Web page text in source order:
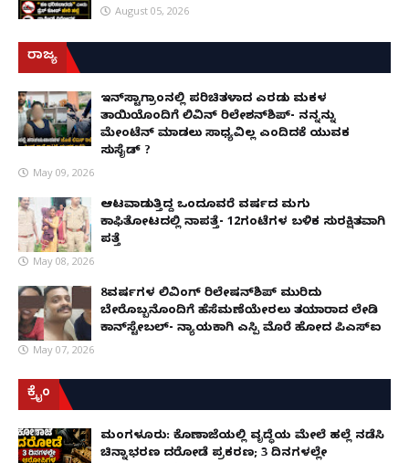
August 05, 2026
ರಾಜ್ಯ
ಇನ್​ಸ್ಟಾಗ್ರಾಂನಲ್ಲಿ ಪರಿಚಿತಳಾದ ಎರಡು ಮಕ್ಕಳ
ತಾಯಿಯೊಂದಿಗೆ ಲಿವಿನ್ ರಿಲೇಶನ್​ಶಿಪ್- ನನ್ನನ್ನು
ಮೇಂಟೆನ್ ಮಾಡಲು ಸಾಧ್ಯವಿಲ್ಲ ಎಂದಿದಕ್ಕೆ ಯುವಕ
ಸುಸೈಡ್ ?
May 09, 2026
ಆಟವಾಡುತ್ತಿದ್ದ ಒಂದೂವರೆ ವರ್ಷದ ಮಗು
ಕಾಫಿತೋಟದಲ್ಲಿ ನಾಪತ್ತೆ- 12ಗಂಟೆಗಳ ಬಳಿಕ ಸುರಕ್ಷಿತವಾಗಿ
ಪತ್ತೆ
May 08, 2026
8ವರ್ಷಗಳ ಲಿವಿಂಗ್‌ ರಿಲೇಷನ್‌ಶಿಪ್ ಮುರಿದು
ಬೇರೊಬ್ಬನೊಂದಿಗೆ ಹೆಸೆಮಣೆಯೇರಲು ತಯಾರಾದ ಲೇಡಿ
ಕಾನ್‌ಸ್ಟೇಬಲ್- ನ್ಯಾಯಕ್ಕಾಗಿ ಎಸ್ಪಿ ಮೊರೆ ಹೋದ ಪಿಎಸ್ಐ
May 07, 2026
ಕ್ರೈಂ
ಮಂಗಳೂರು: ಕೊಣಾಜೆಯಲ್ಲಿ ವೃದ್ಧೆಯ ಮೇಲೆ ಹಲ್ಲೆ ನಡೆಸಿ
ಚಿನ್ನಾಭರಣ ದರೋಡೆ ಪ್ರಕರಣ; 3 ದಿನಗಳಲ್ಲೇ